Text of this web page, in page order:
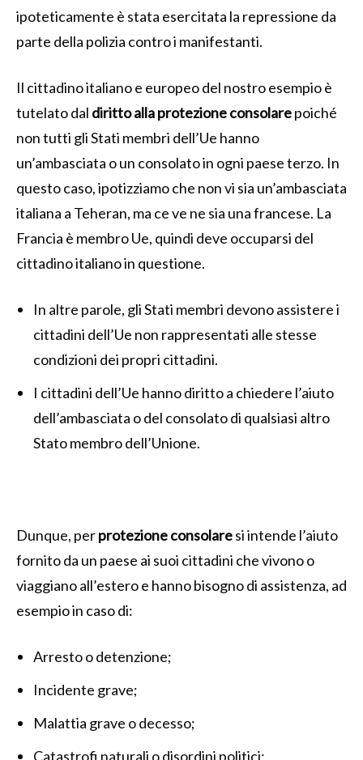
ipoteticamente è stata esercitata la repressione da
parte della polizia contro i manifestanti.
Il cittadino italiano e europeo del nostro esempio è
tutelato dal diritto alla protezione consolarepoiché
non tutti gli Stati membri dell’Ue hanno
un’ambasciata o un consolato in ogni paese terzo. In
questo caso, ipotizziamo che non vi sia un’ambasciata
italiana a Teheran, ma ce ve ne sia una francese. La
Francia è membro Ue, quindi deve occuparsi del
cittadino italiano in questione.
In altre parole, gli Stati membri devono assistere i
cittadini dell’Ue non rappresentati alle stesse
condizioni dei propri cittadini.
I cittadini dell’Ue hanno diritto a chiedere l’aiuto
dell’ambasciata o del consolato di qualsiasi altro
Stato membro dell’Unione.
Dunque, perprotezione consolaresi intende l’aiuto
fornito da un paese ai suoi cittadini che vivono o
viaggiano all’estero e hanno bisogno di assistenza, ad
esempio in caso di:
Arresto o detenzione;
Incidente grave;
Malattia grave o decesso;
Catastrofi naturali o disordini politici;